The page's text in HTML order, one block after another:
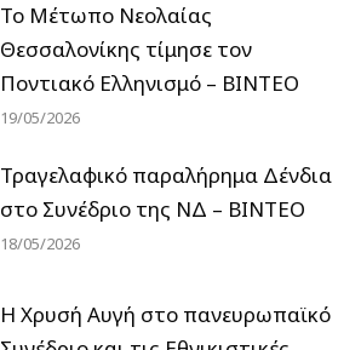
Το Μέτωπο Νεολαίας
Θεσσαλονίκης τίμησε τον
Ποντιακό Ελληνισμό – ΒΙΝΤΕΟ
19/05/2026
Τραγελαφικό παραλήρημα Δένδια
στο Συνέδριο της ΝΔ – ΒΙΝΤΕΟ
18/05/2026
Η Χρυσή Αυγή στο πανευρωπαϊκό